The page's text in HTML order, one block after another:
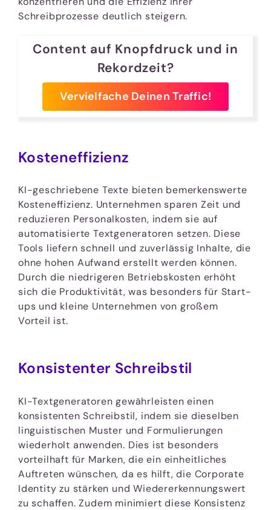
Schreibprozesse deutlich steigern.
Content auf Knopfdruck und in
Rekordzeit?
Vervielfache Deinen Traffic!
Kosteneffizienz
KI-geschriebene Texte bieten bemerkenswerte
Kosteneffizienz. Unternehmen sparen Zeit und
reduzieren Personalkosten, indem sie auf
automatisierte Textgeneratoren setzen. Diese
Tools liefern schnell und zuverlässig Inhalte, die
ohne hohen Aufwand erstellt werden können.
Durch die niedrigeren Betriebskosten erhöht
sich die Produktivität, was besonders für Start-
ups und kleine Unternehmen von großem
Vorteil ist.
Konsistenter Schreibstil
KI-Textgeneratoren gewährleisten einen
konsistenten Schreibstil, indem sie dieselben
linguistischen Muster und Formulierungen
wiederholt anwenden. Dies ist besonders
vorteilhaft für Marken, die ein einheitliches
Auftreten wünschen, da es hilft, die Corporate
Identity zu stärken und Wiedererkennungswert
zu schaffen. Zudem minimiert diese Konsistenz